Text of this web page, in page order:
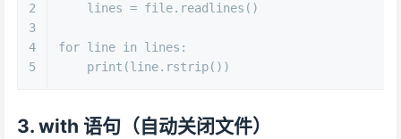
2
3
4
5
    lines = file.readlines()
for line in lines:
print (line.rstrip())
3. with 语句（自动关闭文件）